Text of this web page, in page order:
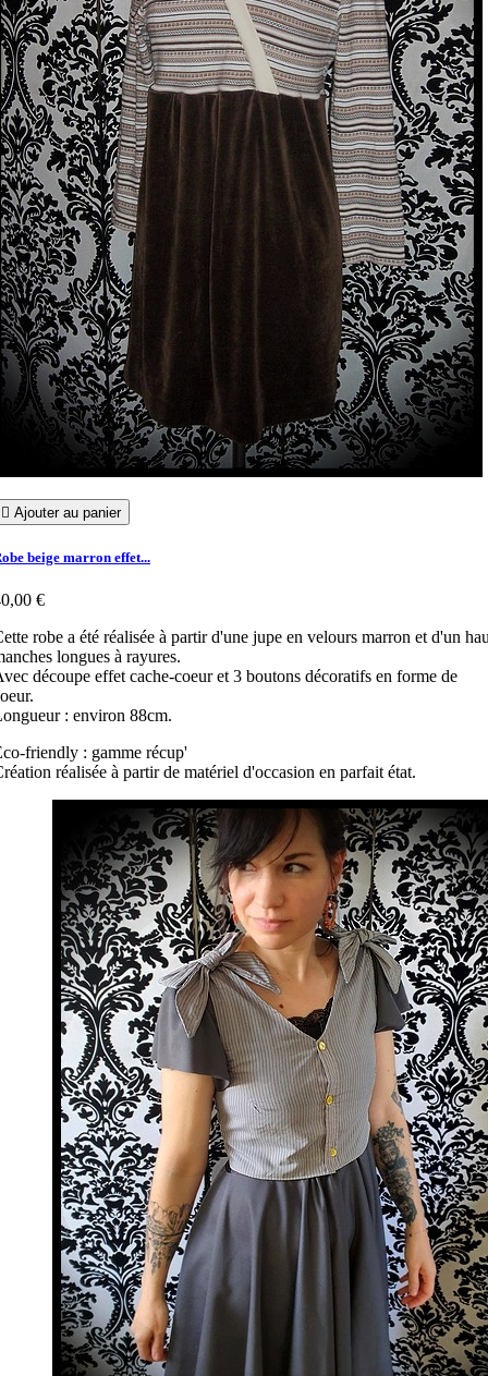
 Ajouter au panier
beige marron effet...
€
robe a été réalisée à partir d'une jupe en velours marron et d'un
longues à rayures.
découpe effet cache-coeur et 3 boutons décoratifs en forme de
: environ 88cm.
friendly : gamme récup'
réalisée à partir de matériel d'occasion en parfait état.